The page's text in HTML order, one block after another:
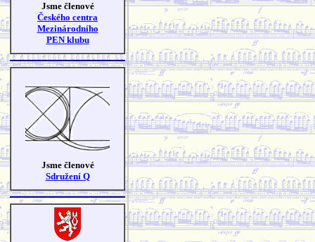
Jsme členové
Českého centra
Mezinárodního
PEN klubu
Jsme členové
Sdružení Q